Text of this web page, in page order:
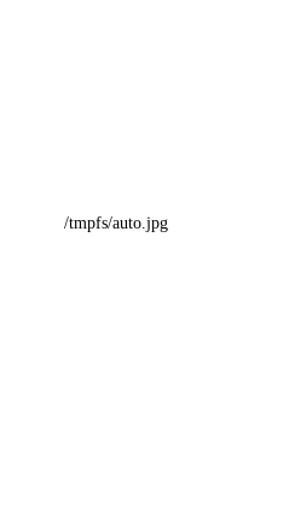
/tmpfs/auto.jpg